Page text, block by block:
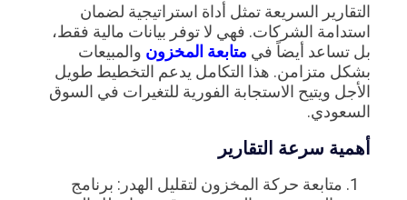
التقارير السريعة تمثل أداة استراتيجية لضمان
استدامة الشركات. فهي لا توفر بيانات مالية فقط،
بل تساعد أيضاً في متابعة المخزون والمبيعات
بشكل متزامن. هذا التكامل يدعم التخطيط طويل
الأجل ويتيح الاستجابة الفورية للتغيرات في السوق
السعودي.
أهمية سرعة التقارير
متابعة حركة المخزون لتقليل الهدر: برنامج